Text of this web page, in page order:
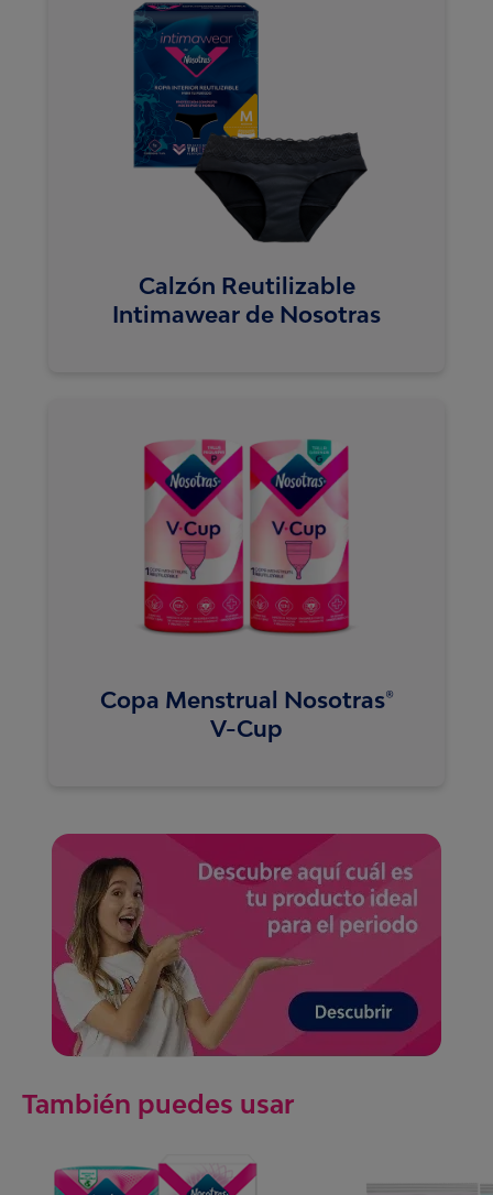
Calzón Reutilizable
Intimawear de Nosotras
Copa Menstrual Nosotras®
V-Cup
También puedes usar